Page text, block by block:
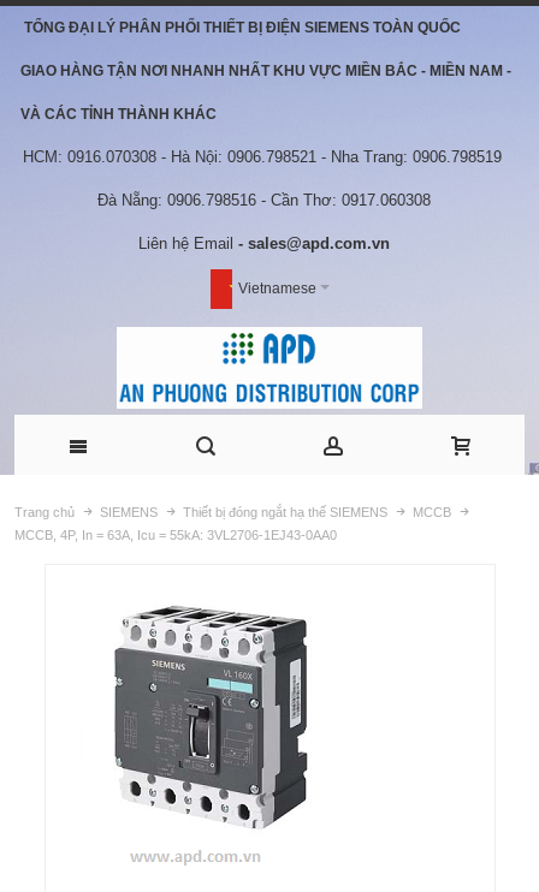
TỔNG ĐẠI LÝ PHÂN PHỐI THIẾT BỊ ĐIỆN SIEMENS TOÀN QUỐC
GIAO HÀNG TẬN NƠI NHANH NHẤT KHU VỰC MIỀN BẮC - MIỀN NAM -
VÀ CÁC TỈNH THÀNH KHÁC
HCM: 0916.070308 - Hà Nội: 0906.798521 - Nha Trang: 0906.798519
Đà Nẵng: 0906.798516 - Cần Thơ: 0917.060308
Liên hệ Email - sales@apd.com.vn
Vietnamese
Trang chủ SIEMENS Thiết bị đóng ngắt hạ thế SIEMENS
MCCB
MCCB, 4P, In = 63A, Icu = 55kA: 3VL2706-1EJ43-0AA0